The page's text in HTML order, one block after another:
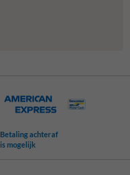
Betaling achteraf
is mogelijk